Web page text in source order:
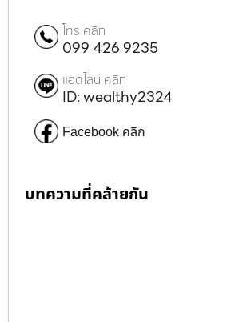
โทร คลิก
099 426 9235
แอดไลน์ คลิก
ID: wealthy2324
Facebook คลิก
บทความที่คล้ายกัน